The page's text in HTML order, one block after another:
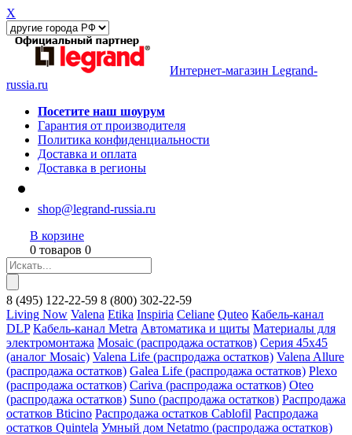
X
Интернет-магазин Legrand-
russia.ru
Посетите наш шоурум
Гарантия от производителя
Политика конфиденциальности
Доставка и оплата
Доставка в регионы
shop@legrand-russia.ru
В корзине
0 товаров 0
8 (495) 122-22-59 8 (800) 302-22-59
Living Now Valena Etika Inspiria Celiane Quteo Кабель-канал
DLP Кабель-канал Metra Автоматика и щиты Материалы для
электромонтажа Mosaic (распродажа остатков) Серия 45х45
(аналог Mosaic) Valena Life (распродажа остатков) Valena Allure
(распродажа остатков) Galea Life (распродажа остатков) Plexo
(распродажа остатков) Cariva (распродажа остатков) Oteo
(распродажа остатков) Suno (распродажа остатков) Распродажа
остатков Bticino Распродажа остатков Cablofil Распродажа
остатков Quintela Умный дом Netatmo (распродажа остатков)